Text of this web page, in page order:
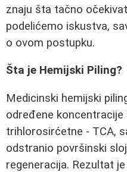
znaju šta tačno
podelićemo iskustva,
o ovom postupku.
Šta je Hemijski Piling?
Medicinski hemijski
određene koncentracije
trihlorosirćetne - TCA,
odstranio površinski
regeneracija. Rezultat